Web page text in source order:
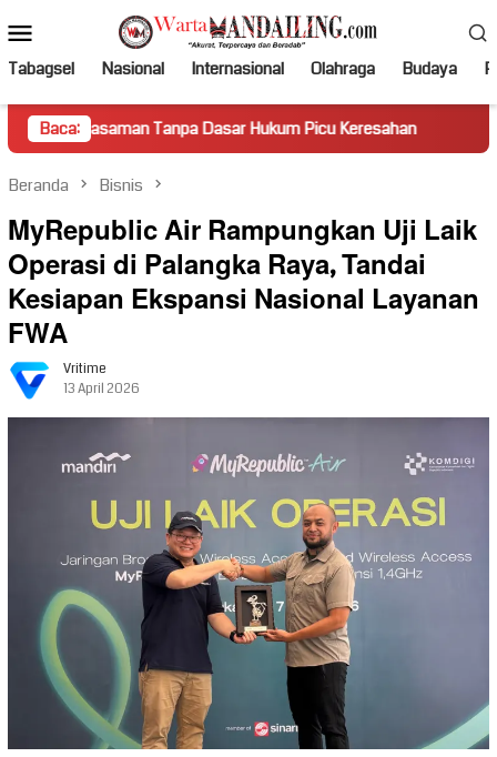
ke
kontenMobile
Tabagsel Nasional Internasional Olahraga Budaya
Baca:
Tanpa Dasar Hukum Picu Keresahan Truk Miring
Beranda Bisnis
MyRepublic Air Rampungkan Uji Laik
Operasi di Palangka Raya, Tandai
Kesiapan Ekspansi Nasional Layanan
FWA
Vritime
13 April 2026